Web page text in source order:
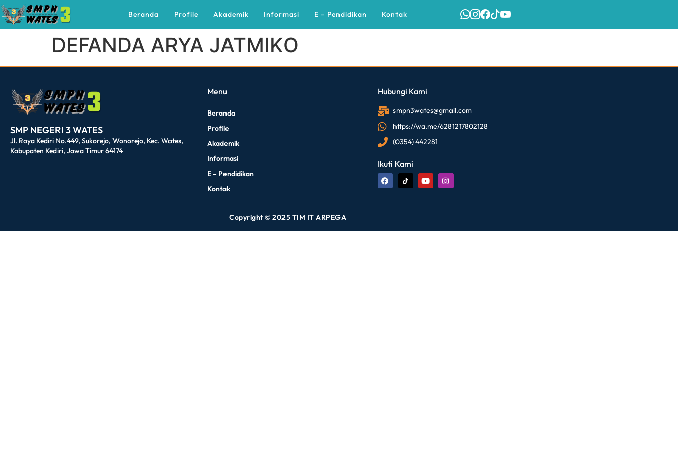
Beranda Profile Akademik Informasi E – Pendidikan Kontak
DEFANDA ARYA JATMIKO
SMP NEGERI 3 WATES
Jl. Raya Kediri No.449, Sukorejo, Wonorejo, Kec. Wates,
Kabupaten Kediri, Jawa Timur 64174
Menu
Beranda
Profile
Akademik
Informasi
E – Pendidikan
Kontak
Hubungi Kami
smpn3wates@gmail.com
https://wa.me/6281217802128
(0354) 442281
Ikuti Kami
Copyright © 2025 TIM IT ARPEGA